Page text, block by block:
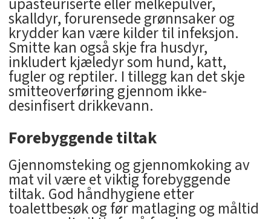
skalldyr, forurensede grønnsaker og
krydder kan være kilder til infeksjon.
Smitte kan også skje fra husdyr,
inkludert kjæledyr som hund, katt,
fugler og reptiler. I tillegg kan det skje
smitteoverføring gjennom ikke-
desinfisert drikkevann.
Forebyggende tiltak
Gjennomsteking og gjennomkoking av
mat vil være et viktig forebyggende
tiltak. God håndhygiene etter
toalettbesøk og før matlaging og måltid